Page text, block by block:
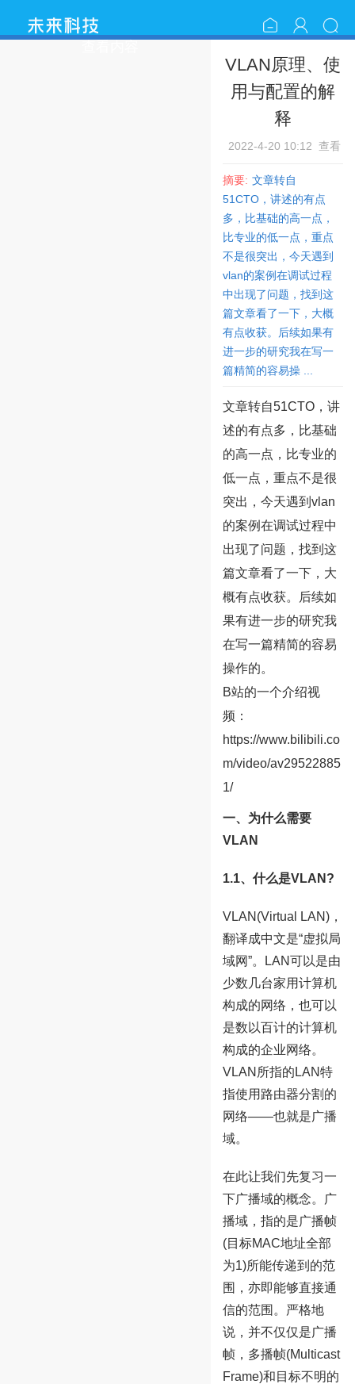
VLAN原理、使
用与配置的解
释
2022-4-20 10:12
查看
摘要: 文章转自
51CTO，讲述的有点
多，比基础的高一点，
比专业的低一点，重点
不是很突出，今天遇到
vlan的案例在调试过程
中出现了问题，找到这
篇文章看了一下，大概
有点收获。后续如果有
进一步的研究我在写一
篇精简的容易操 ...
文章转自51CTO，讲
述的有点多，比基础
的高一点，比专业的
低一点，重点不是很
突出，今天遇到vlan
的案例在调试过程中
出现了问题，找到这
篇文章看了一下，大
概有点收获。后续如
果有进一步的研究我
在写一篇精简的容易
操作的。
B站的一个介绍视
频：
https://www.bilibili.co
m/video/av29522885
1/
一、为什么需要
VLAN
1.1、什么是VLAN?
VLAN(Virtual LAN)，
翻译成中文是“虚拟局
域网”。LAN可以是由
少数几台家用计算机
构成的网络，也可以
是数以百计的计算机
构成的企业网络。
VLAN所指的LAN特
指使用路由器分割的
网络——也就是广播
域。
在此让我们先复习一
下广播域的概念。广
播域，指的是广播帧
(目标MAC地址全部
为1)所能传递到的范
围，亦即能够直接通
信的范围。严格地
说，并不仅仅是广播
帧，多播帧(Multicast
Frame)和目标不明的